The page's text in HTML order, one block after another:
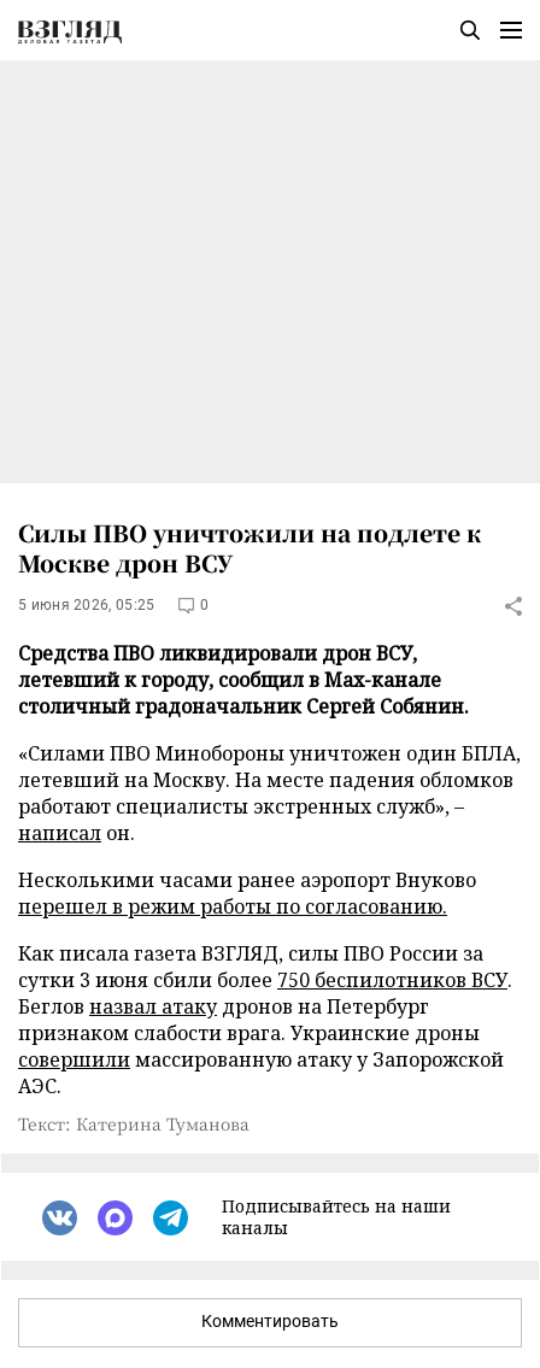
Силы ПВО уничтожили на подлете к
Москве дрон ВСУ
5 июня 2026, 05:25 0
Средства ПВО ликвидировали дрон ВСУ,
летевший к городу, сообщил в Max-канале
столичный градоначальник Сергей Собянин.
«Силами ПВО Минобороны уничтожен один БПЛА,
летевший на Москву. На месте падения обломков
работают специалисты экстренных служб», –
написал он.
Несколькими часами ранее аэропорт Внуково
перешел в режим работы по согласованию.
Как писала газета ВЗГЛЯД, силы ПВО России за
сутки 3 июня сбили более 750 беспилотников ВСУ.
Беглов назвал атакудронов на Петербург
признаком слабости врага. Украинские дроны
совершилимассированную атаку у Запорожской
АЭС.
Текст: Катерина Туманова
Подписывайтесь на наши
каналы
Комментировать